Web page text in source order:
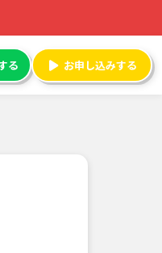
る お申し込みする